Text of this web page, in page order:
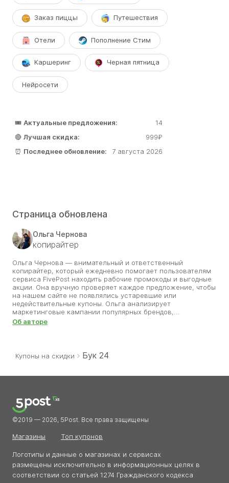
Заказ пиццы Путешествия
Отели Пополнение Стим
Каршеринг Черная пятница
Нейросети
🎟️ Актуальные предложения:
14
🔴 Лучшая скидка:
999₽
⏰ Последнее обновление: 7 августа 2026
Страница обновлена
Ольга Чернова
копирайтер
Ольга Чернова — внимательный и ответственный
копирайтер, который ежедневно помогает пользователям
сервиса FivePost находить рабочие промокоды и выгодные
акции. Она вручную проверяет каждое предложение, чтобы
на нашем сайте не появлялись устаревшие или
недействительные купоны. Ольга анализирует
маркетинговые кампании популярных брендов,
отслеживает сроки акций и заполняет информацией
результат внимательной работы с информацией.
Об авторе
Купоны на скидки Бук 24
©2019 — 2026, 5Post. Все права защищены
Магазины Топ купонов
Логотипы и данные о магазинах и сервисах
размещены исключительно в информационных целях в
соответствии со статьей 1274 Гражданского кодекса